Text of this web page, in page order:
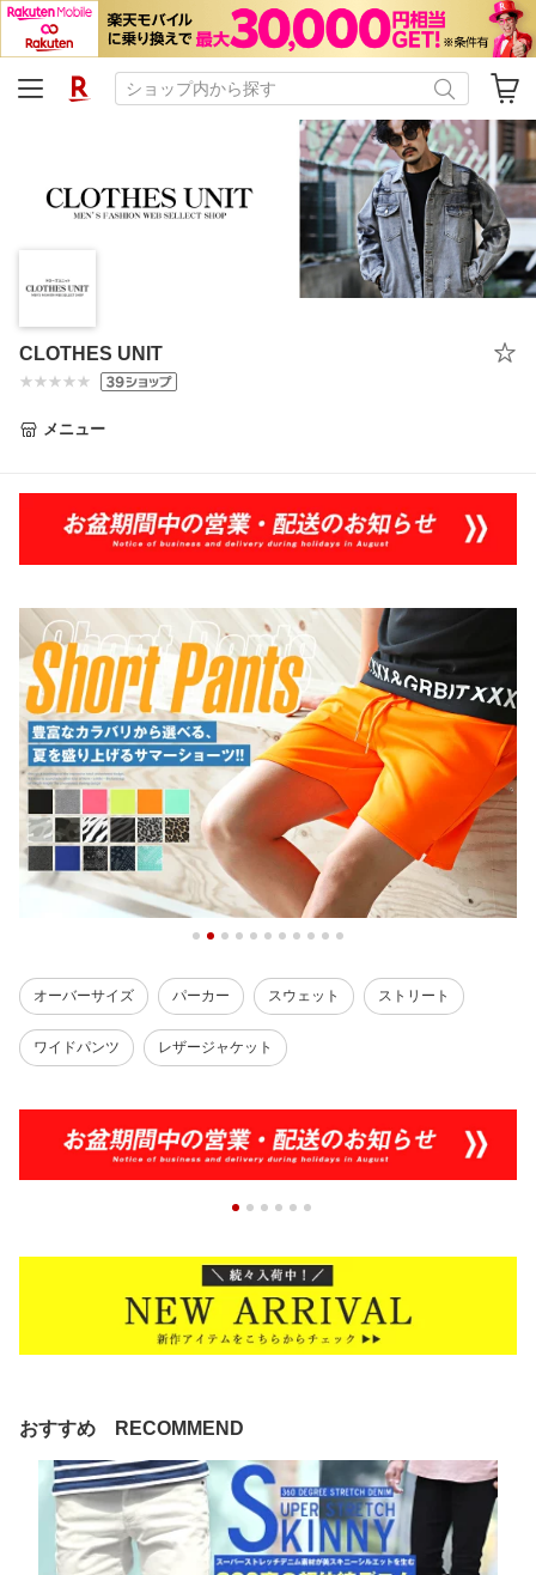
CLOTHES UNIT
メニュー
オーバーサイズ パーカー スウェット ストリート
ワイドパンツ レザージャケット
おすすめ RECOMMEND